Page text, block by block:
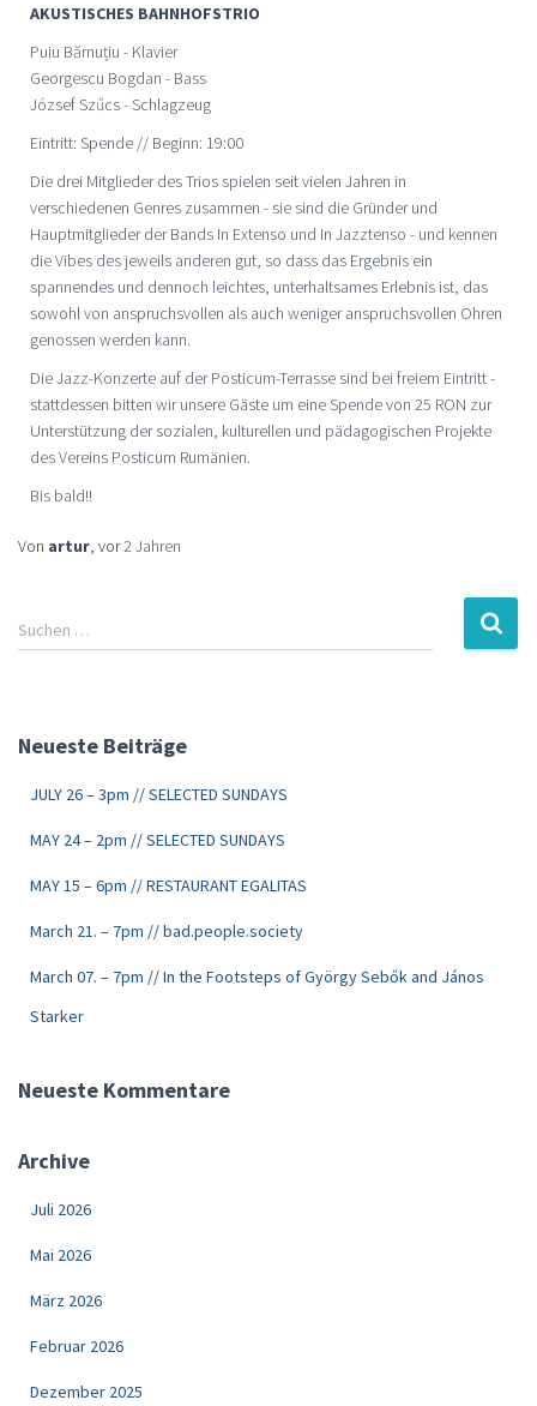
AKUSTISCHES BAHNHOFSTRIO
Puiu Bărnuțiu - Klavier
Georgescu Bogdan - Bass
József Szűcs - Schlagzeug
Eintritt: Spende // Beginn: 19:00
Die drei Mitglieder des Trios spielen seit vielen Jahren in
verschiedenen Genres zusammen - sie sind die Gründer und
Hauptmitglieder der Bands In Extenso und In Jazztenso - und kennen
die Vibes des jeweils anderen gut, so dass das Ergebnis ein
spannendes und dennoch leichtes, unterhaltsames Erlebnis ist, das
sowohl von anspruchsvollen als auch weniger anspruchsvollen Ohren
genossen werden kann.
Die Jazz-Konzerte auf der Posticum-Terrasse sind bei freiem Eintritt -
stattdessen bitten wir unsere Gäste um eine Spende von 25 RON zur
Unterstützung der sozialen, kulturellen und pädagogischen Projekte
des Vereins Posticum Rumänien.
Bis bald!!
Von artur, vor2 Jahren
Suchen …
Neueste Beiträge
JULY 26 – 3pm // SELECTED SUNDAYS
MAY 24 – 2pm // SELECTED SUNDAYS
MAY 15 – 6pm // RESTAURANT EGALITAS
March 21. – 7pm // bad.people.society
March 07. – 7pm // In the Footsteps of György Sebők and János
Starker
Neueste Kommentare
Archive
Juli 2026
Mai 2026
März 2026
Februar 2026
Dezember 2025